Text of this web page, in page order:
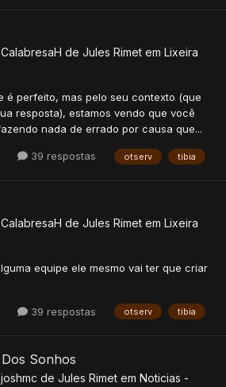
CalabresaH de Jules Rimet em Lixeira
é perfeito, mas pelo seu contexto (que
resposta), estamos vendo que você
nada de errado por causa que...
39 respostas otserv tibia
CalabresaH de Jules Rimet em Lixeira
equipe ele mesmo vai ter que criar
39 respostas otserv tibia
Sonhos
joshmc de Jules Rimet em Noticias -